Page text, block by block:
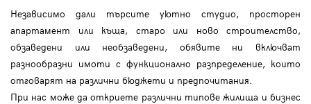
Независимо дали търсите уютно студио, просторен
апартамент или къща, старо или ново строителство,
обзаведени или необзаведени, обявите ни включват
разнообразни имоти с функционално разпределение, които
отговарят на различни бюджети и предпочитания.
При нас може да откриете различни типове жилища и бизнес